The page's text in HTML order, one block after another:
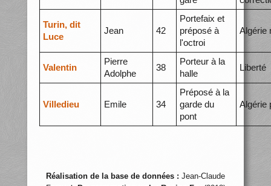
Turin, dit
Luce
Jean 42
Portefaix et
préposé à
l'octroi
Algérie
Valentin
Pierre
Adolphe
38
Porteur à la
halle
Liberté
Villedieu Emile 34
Préposé à la
garde du
pont
Algérie
Réalisation de la base de données : Jean-Claude